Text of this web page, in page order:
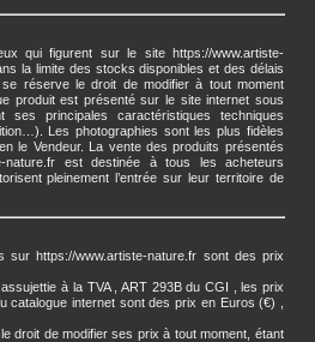
qui figurent sur le site https://www.artiste-
la limite des stocks disponibles et des délais
réserve le droit de modifier à tout moment
produit est présenté sur le site internet sous
ses principales caractéristiques techniques
Les photographies sont les plus fidèles
le Vendeur. La vente des produits présentés
nature.fr est destinée à tous les acheteurs
pleinement l’entrée sur leur territoire de
sur https://www.artiste-nature.fr sont des prix
à la TVA , ART 293B du CGI , les prix
catalogue internet sont des prix en Euros (€) ,
droit de modifier ses prix à tout moment, étant